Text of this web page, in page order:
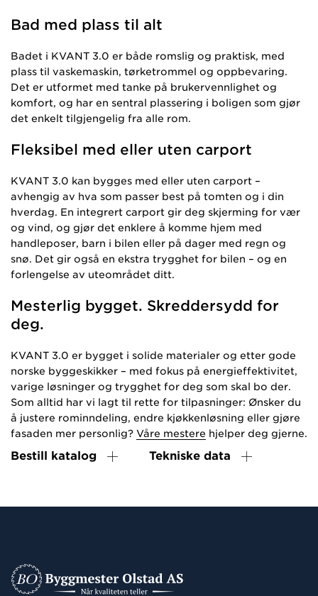
Bad med plass til alt
Badet i KVANT 3.0 er både romslig og praktisk, med
plass til vaskemaskin, tørketrommel og oppbevaring.
Det er utformet med tanke på brukervennlighet og
komfort, og har en sentral plassering i boligen som gjør
det enkelt tilgjengelig fra alle rom.
Fleksibel med eller uten carport
KVANT 3.0 kan bygges med eller uten carport –
avhengig av hva som passer best på tomten og i din
hverdag. En integrert carport gir deg skjerming for vær
og vind, og gjør det enklere å komme hjem med
handleposer, barn i bilen eller på dager med regn og
snø. Det gir også en ekstra trygghet for bilen – og en
forlengelse av uteområdet ditt.
Mesterlig bygget. Skreddersydd for
deg.
KVANT 3.0 er bygget i solide materialer og etter gode
norske byggeskikker – med fokus på energieffektivitet,
varige løsninger og trygghet for deg som skal bo der.
Som alltid har vi lagt til rette for tilpasninger: Ønsker du
å justere rominndeling, endre kjøkkenløsning eller gjøre
fasaden mer personlig? Våre mestere hjelper deg gjerne.
Bestill katalog Tekniske data